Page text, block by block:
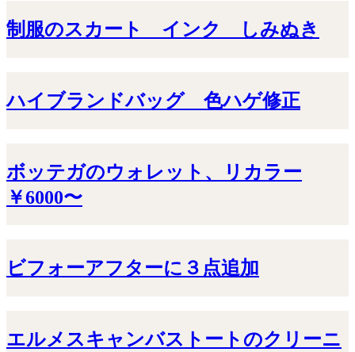
制服のスカート インク しみぬき
ハイブランドバッグ 色ハゲ修正
ボッテガのウォレット、リカラー
￥6000〜
ビフォーアフターに３点追加
エルメスキャンバストートのクリーニ